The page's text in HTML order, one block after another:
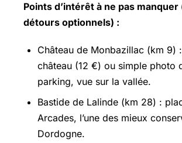
Points d’intérêt à ne pas manquer
détours optionnels) :
Château de Monbazillac (km 9)
château (12 €) ou simple photo
parking, vue sur la vallée.
Bastide de Lalinde (km 28) :
Arcades, l’une des mieux
Dordogne.